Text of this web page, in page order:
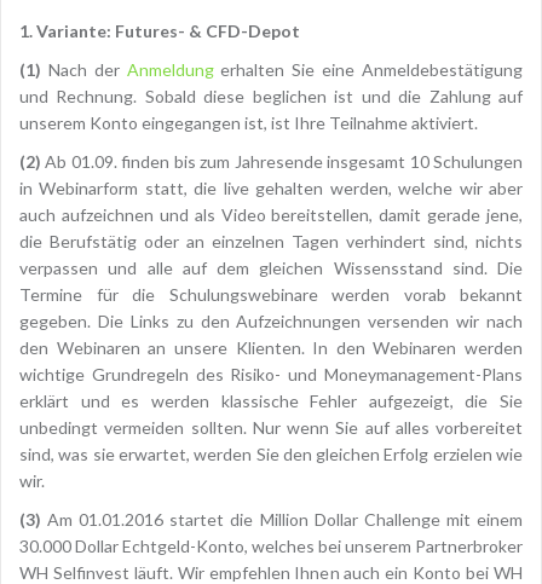
1. Variante: Futures- & CFD-Depot
(1) Nach der Anmeldungerhalten Sie eine Anmeldebestätigung
und Rechnung. Sobald diese beglichen ist und die Zahlung auf
unserem Konto eingegangen ist, ist Ihre Teilnahme aktiviert.
(2) Ab 01.09. finden bis zum Jahresende insgesamt 10 Schulungen
in Webinarform statt, die live gehalten werden, welche wir aber
auch aufzeichnen und als Video bereitstellen, damit gerade jene,
die Berufstätig oder an einzelnen Tagen verhindert sind, nichts
verpassen und alle auf dem gleichen Wissensstand sind. Die
Termine für die Schulungswebinare werden vorab bekannt
gegeben. Die Links zu den Aufzeichnungen versenden wir nach
den Webinaren an unsere Klienten. In den Webinaren werden
wichtige Grundregeln des Risiko- und Moneymanagement-Plans
erklärt und es werden klassische Fehler aufgezeigt, die Sie
unbedingt vermeiden sollten. Nur wenn Sie auf alles vorbereitet
sind, was sie erwartet, werden Sie den gleichen Erfolg erzielen wie
wir.
(3) Am 01.01.2016 startet die Million Dollar Challenge mit einem
30.000 Dollar Echtgeld-Konto, welches bei unserem Partnerbroker
WH Selfinvest läuft. Wir empfehlen Ihnen auch ein Konto bei WH